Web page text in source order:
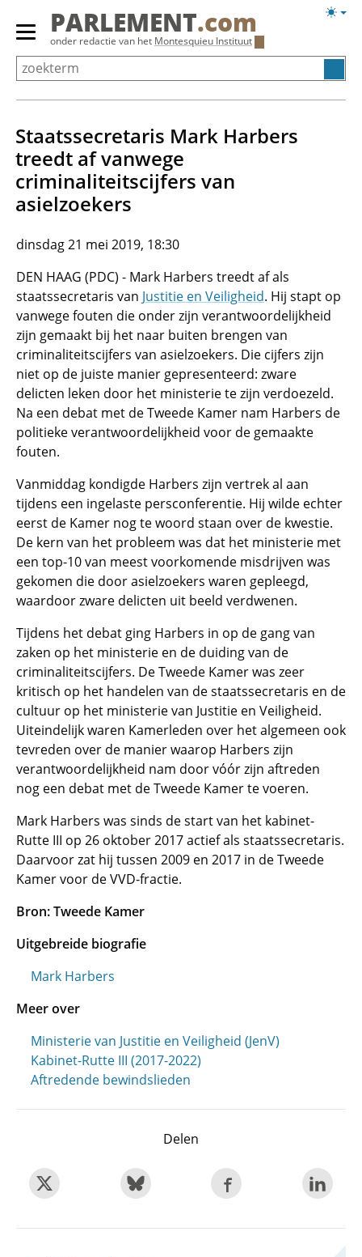
Overslaan
Primair
menu
tonen/verbergen
PARLEMENT.com
onder redactie van het Montesquieu Instituut
Staatssecretaris Mark Harbers
treedt af vanwege
criminaliteitscijfers van
asielzoekers
dinsdag 21 mei 2019, 18:30
DEN HAAG (PDC) - Mark Harbers treedt af als
staatssecretaris van Justitie en Veiligheid. Hij stapt op
vanwege fouten die onder zijn verantwoordelijkheid
zijn gemaakt bij het naar buiten brengen van
criminaliteitscijfers van asielzoekers. Die cijfers zijn
niet op de juiste manier gepresenteerd: zware
delicten leken door het ministerie te zijn verdoezeld.
Na een debat met de Tweede Kamer nam Harbers de
politieke verantwoordelijkheid voor de gemaakte
fouten.
Vanmiddag kondigde Harbers zijn vertrek al aan
tijdens een ingelaste persconferentie. Hij wilde echter
eerst de Kamer nog te woord staan over de kwestie.
De kern van het probleem was dat het ministerie met
een top-10 van meest voorkomende misdrijven was
gekomen die door asielzoekers waren gepleegd,
waardoor zware delicten uit beeld verdwenen.
Tijdens het debat ging Harbers in op de gang van
zaken op het ministerie en de duiding van de
criminaliteitscijfers. De Tweede Kamer was zeer
kritisch op het handelen van de staatssecretaris en de
cultuur op het ministerie van Justitie en Veiligheid.
Uiteindelijk waren Kamerleden over het algemeen ook
tevreden over de manier waarop Harbers zijn
verantwoordelijkheid nam door vóór zijn aftreden
nog een debat met de Tweede Kamer te voeren.
Mark Harbers was sinds de start van het kabinet-
Rutte III op 26 oktober 2017 actief als staatssecretaris.
Daarvoor zat hij tussen 2009 en 2017 in de Tweede
Kamer voor de VVD-fractie.
Bron: Tweede Kamer
Uitgebreide biografie
Mark Harbers
Meer over
Ministerie van Justitie en Veiligheid (JenV)
Kabinet-Rutte III (2017-2022)
Aftredende bewindslieden
Delen